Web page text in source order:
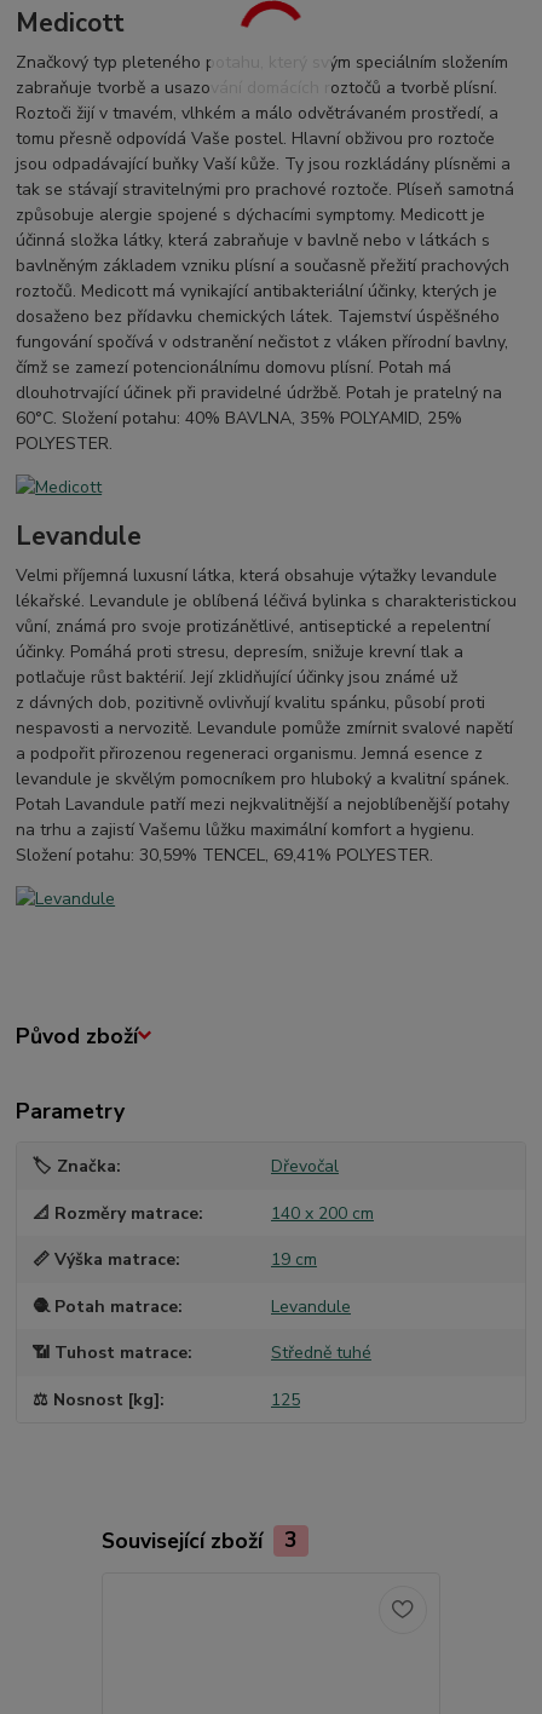
Medicott
Značkový typ pleteného potahu, který svým speciálním složením
zabraňuje tvorbě a usazování domácích roztočů a tvorbě plísní.
Roztoči žijí v tmavém, vlhkém a málo odvětrávaném prostředí, a
tomu přesně odpovídá Vaše postel. Hlavní obživou pro roztoče
jsou odpadávající buňky Vaší kůže. Ty jsou rozkládány plísněmi a
tak se stávají stravitelnými pro prachové roztoče. Plíseň samotná
způsobuje alergie spojené s dýchacími symptomy. Medicott je
účinná složka látky, která zabraňuje v bavlně nebo v látkách s
bavlněným základem vzniku plísní a současně přežití prachových
roztočů. Medicott má vynikající antibakteriální účinky, kterých je
dosaženo bez přídavku chemických látek. Tajemství úspěšného
fungování spočívá v odstranění nečistot z vláken přírodní bavlny,
čímž se zamezí potencionálnímu domovu plísní. Potah má
dlouhotrvající účinek při pravidelné údržbě. Potah je pratelný na
60°C. Složení potahu: 40% BAVLNA, 35% POLYAMID, 25%
POLYESTER.
Levandule
Velmi příjemná luxusní látka, která obsahuje výtažky levandule
lékařské. Levandule je oblíbená léčivá bylinka s charakteristickou
vůní, známá pro svoje protizánětlivé, antiseptické a repelentní
účinky. Pomáhá proti stresu, depresím, snižuje krevní tlak a
potlačuje růst baktérií. Její zklidňující účinky jsou známé už
z dávných dob, pozitivně ovlivňují kvalitu spánku, působí proti
nespavosti a nervozitě. Levandule pomůže zmírnit svalové napětí
a podpořit přirozenou regeneraci organismu. Jemná esence z
levandule je skvělým pomocníkem pro hluboký a kvalitní spánek.
Potah Lavandule patří mezi nejkvalitnější a nejoblíbenější potahy
na trhu a zajistí Vašemu lůžku maximální komfort a hygienu.
Složení potahu: 30,59% TENCEL, 69,41% POLYESTER.
Původ zboží
Parametry
🏷️ Značka Dřevočal
📐 Rozměry matrace 140 x 200 cm
📏 Výška matrace 19 cm
🧶 Potah matrace Levandule
📶 Tuhost matrace Středně tuhé
⚖️ Nosnost [kg] 125
Související zboží 3